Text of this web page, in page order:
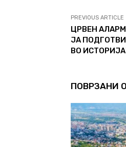
PREVIOUS ARTICLE
ЦРВЕН
ЈА
ВО
ПОВРЗАНИ